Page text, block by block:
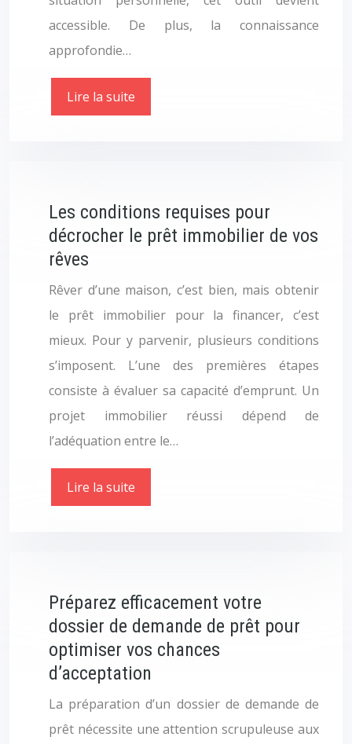
accessible. De plus, la connaissance
approfondie…
Lire la suite
Les conditions requises pour
décrocher le prêt immobilier de vos
rêves
Rêver d’une maison, c’est bien, mais obtenir
le prêt immobilier pour la financer, c’est
mieux. Pour y parvenir, plusieurs conditions
s’imposent. L’une des premières étapes
consiste à évaluer sa capacité d’emprunt. Un
projet immobilier réussi dépend de
l’adéquation entre le…
Lire la suite
Préparez efficacement votre
dossier de demande de prêt pour
optimiser vos chances
d’acceptation
La préparation d’un dossier de demande de
prêt nécessite une attention scrupuleuse aux